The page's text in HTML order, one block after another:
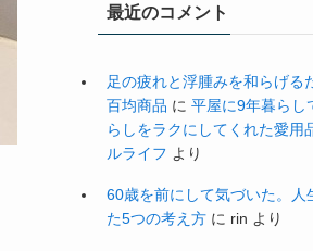
最近のコメント
足の疲れと浮腫みを和らげる
百均商品 に 平屋に9年暮らし
らしをラクにしてくれた愛用
ルライフ より
60歳を前にして気づいた。人
た5つの考え方 に rin より